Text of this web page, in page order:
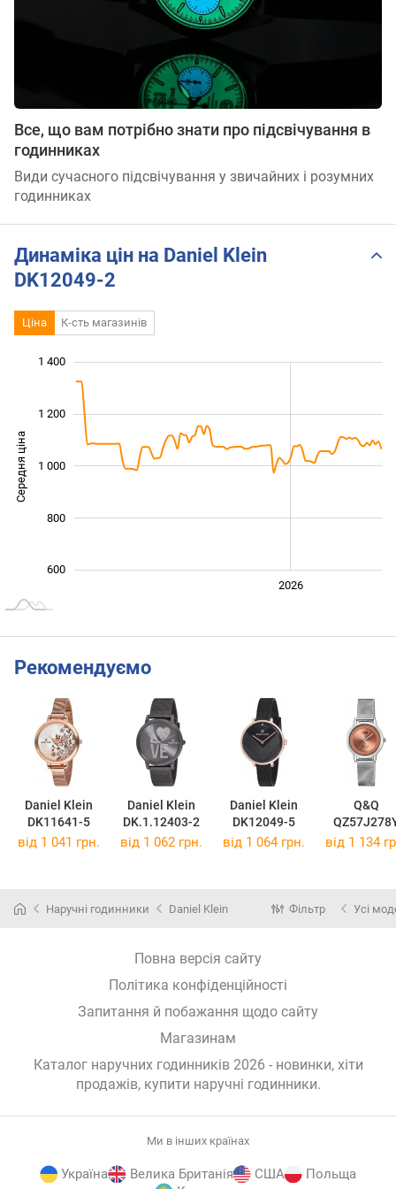
Все, що вам потрібно знати про підсвічування в
годинниках
Види сучасного підсвічування у звичайних і розумних
годинниках
Динаміка цін на Daniel Klein
DK12049-2
Ціна К-сть магазинів
Середня ціна 1 000
600
800
1 000
1 200
1 400
2026
Рекомендуємо
Daniel Klein
DK11641-5
Daniel Klein
DK.1.12403-2
Daniel Klein
DK12049-5
Q&Q
від 1 041 грн. від 1 062 грн. від 1 064 грн. від 1 134
Наручні годинники Daniel Klein Фільтр Усі
Повна версія сайту
Політика конфіденційності
Запитання й побажання щодо сайту
Магазинам
Каталог наручних годинників 2026 - новинки, хіти
продажів, купити наручні годинники.
Ми в інших країнах
Україна Велика Британія США
Польща